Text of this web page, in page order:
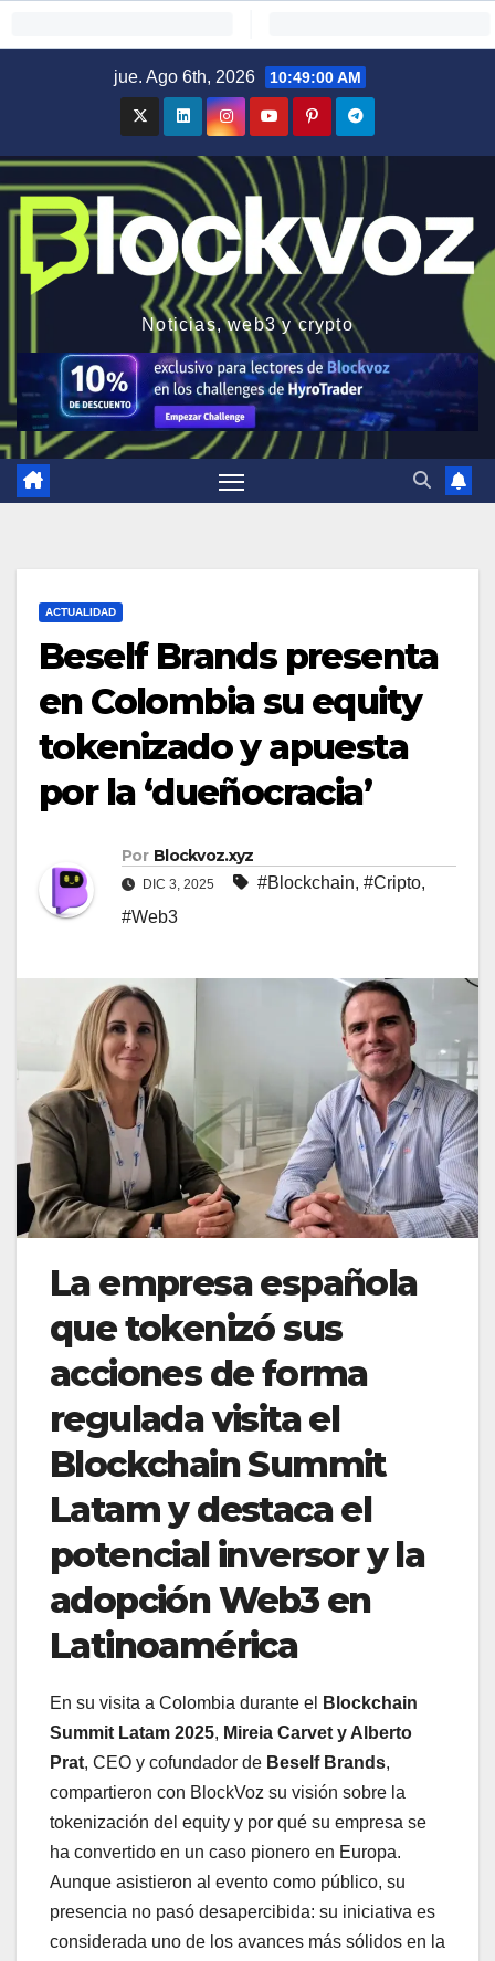
jue. Ago 6th, 2026 10:49:01 AM
Noticias, web3 y crypto
ACTUALIDAD
Beself Brands presenta
en Colombia su equity
tokenizado y apuesta
por la ‘dueñocracia’
Por Blockvoz.xyz
DIC 3, 2025 #Blockchain, #Cripto,
#Web3
La empresa española
que tokenizó sus
acciones de forma
regulada visita el
Blockchain Summit
Latam y destaca el
potencial inversor y la
adopción Web3 en
Latinoamérica
En su visita a Colombia durante el
Blockchain
Summit Latam 2025, Mireia Carvet y Alberto
Prat, CEO y cofundador de Beself Brands,
compartieron con BlockVoz su visión sobre la
tokenización del equity y por qué su empresa se
ha convertido en un caso pionero en Europa.
Aunque asistieron al evento como público, su
presencia no pasó desapercibida: su iniciativa es
considerada uno de los avances más sólidos en la